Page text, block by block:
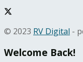
© 2023 RV Digital -
Welcome Back!